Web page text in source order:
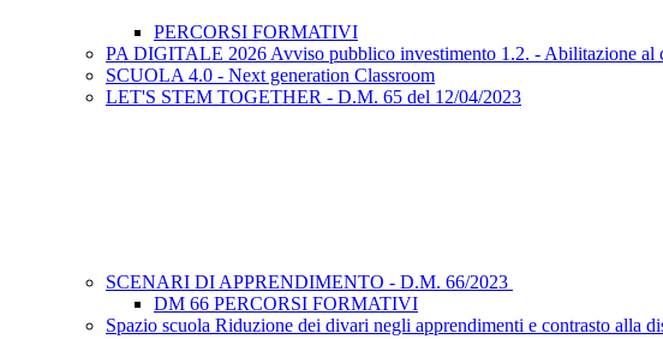
PERCORSI FORMATIVI
PA DIGITALE 2026 Avviso pubblico investimento 1.2. - Abilitazione al
SCUOLA 4.0 - Next generation Classroom
LET'S STEM TOGETHER - D.M. 65 del 12/04/2023
SCENARI DI APPRENDIMENTO - D.M. 66/2023
DM 66 PERCORSI FORMATIVI
Spazio scuola Riduzione dei divari negli apprendimenti e contrasto alla